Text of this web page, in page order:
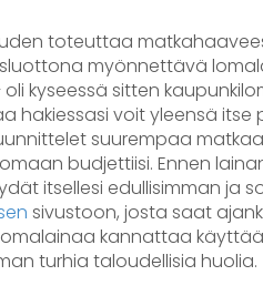
toteuttaa
myönnettävä
kyseessä sitten
hakiessasi voit yleensä
suurempaa
budjettiisi. Ennen
itsellesi edullisimman ja
sivustoon, josta saat
kannattaa
turhia taloudellisia huolia.